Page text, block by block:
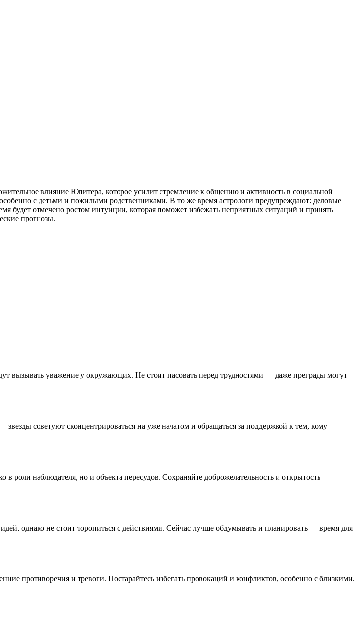
влияние Юпитера, которое усилит стремление к общению и активность в социальной
с детьми и пожилыми родственниками. В то же время астрологи предупреждают: деловые
будет отмечено ростом интуиции, которая поможет избежать неприятных ситуаций и принять
прогнозы.
вызывать уважение у окружающих. Не стоит пасовать перед трудностями — даже преграды могут
советуют сконцентрироваться на уже начатом и обращаться за поддержкой к тем, кому
роли наблюдателя, но и объекта пересудов. Сохраняйте доброжелательность и открытость —
однако не стоит торопиться с действиями. Сейчас лучше обдумывать и планировать — время для
противоречия и тревоги. Постарайтесь избегать провокаций и конфликтов, особенно с близкими.